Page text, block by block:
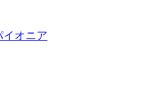
イオニア